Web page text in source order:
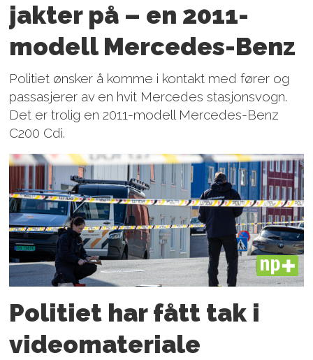
jakter på – en 2011-
modell Mercedes-Benz
Politiet ønsker å komme i kontakt med fører og
passasjerer av en hvit Mercedes stasjonsvogn.
Det er trolig en 2011-modell Mercedes-Benz
C200 Cdi.
PLUS
Politiet har fått tak i
videomateriale